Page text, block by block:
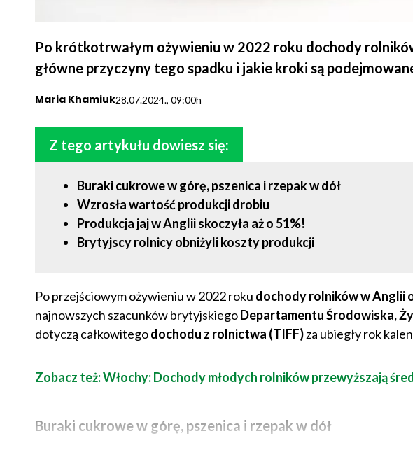
Po krótkotrwałym ożywieniu w 2022 roku dochody
główne przyczyny tego spadku i jakie kroki są
Maria Khamiuk28.07.2024., 09:00h
Z tego artykułu dowiesz się:
Buraki cukrowe w górę, pszenica i rzepak w dół
Wzrosła wartość produkcji drobiu
Produkcja jaj w Anglii skoczyła aż o 51%!
Brytyjscy rolnicy obniżyli koszty produkcji
Po przejściowym ożywieniu w 2022 roku dochody rolników w Anglii
najnowszych szacunków brytyjskiegoDepartamentu Środowiska,
dotyczą całkowitegodochodu z rolnictwa (TIFF)za ubiegły rok
Zobacz też: Włochy: Dochody młodych rolników przewyższają
Buraki cukrowe w górę, pszenica i rzepak w dół